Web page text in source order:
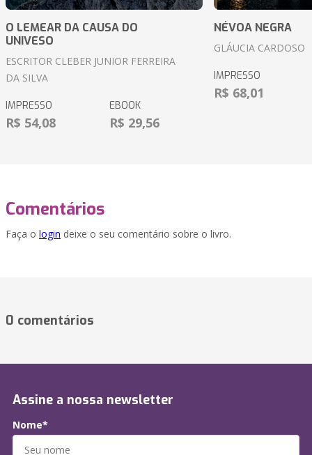
O LEMEAR DA CAUSA DO
UNIVESO
ESCRITOR CLEBER JUNIOR FERREIRA
DA SILVA
IMPRESSO
R$ 54,08
EBOOK
R$ 29,56
NÉVOA NEGRA
GLÁUCIA CARDOSO
IMPRESSO
R$ 68,01
Comentários
Faça o login deixe o seu comentário sobre o livro.
0 comentários
Assine a nossa newsletter
Nome*